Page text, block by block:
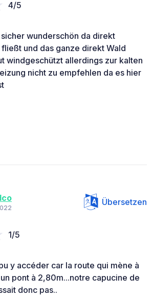
4/5
wunderschön da direkt
und das ganze direkt Wald
windgeschützt allerdings zur kalten
nicht zu empfehlen da es hier
Übersetzen
1/5
y accéder car la route qui mène à
pont à 2,80m...notre capucine de
donc pas..